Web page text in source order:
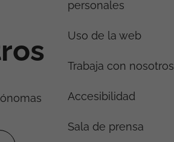
personales
Uso de la web
Trabaja con nosotros
Accesibilidad
Sala de prensa